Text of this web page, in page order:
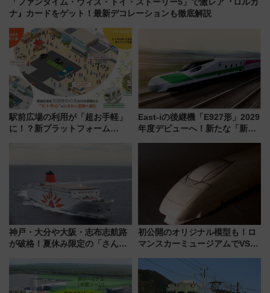
ナ』カードをゲット！最新デコレーションも徹底解説
駅前広場の利用が「超お手軽」
に！？新プラットフォーム
East-iの後継機「E927形」2029
年度デビューへ！新たな「新幹
神戸・大分や大阪・志布志航路
が破格！夏休み限定の「さんふ
ート 夕朝食ビュッフェ付きで
快適な船旅はいかが？
初公開のオリジナル模型も！ロ
マンスカーミュージアムでVSE
15日スタート